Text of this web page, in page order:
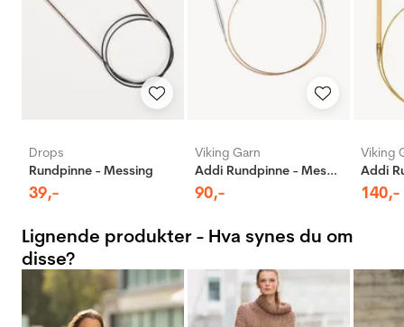
Drops
Rundpinne - Messing
39,-
Viking Garn
Addi Rundpinne - Messing
90,-
Viking
140,-
Lignende produkter - Hva synes du om
disse?